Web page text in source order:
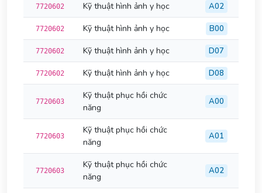
7720602 Kỹ thuật hình ảnh y học A02
7720602 Kỹ thuật hình ảnh y học B00
7720602 Kỹ thuật hình ảnh y học D07
7720602 Kỹ thuật hình ảnh y học D08
7720603
Kỹ thuật phục hồi chức
năng
A00
7720603
Kỹ thuật phục hồi chức
năng
A01
7720603
Kỹ thuật phục hồi chức
năng
A02